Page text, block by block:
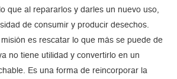
que al repararlos y darles un nuevo uso,
de consumir y producir desechos.
misión es rescatar lo que más se puede de
no tiene utilidad y convertirlo en un
Es una forma de reincorporar la